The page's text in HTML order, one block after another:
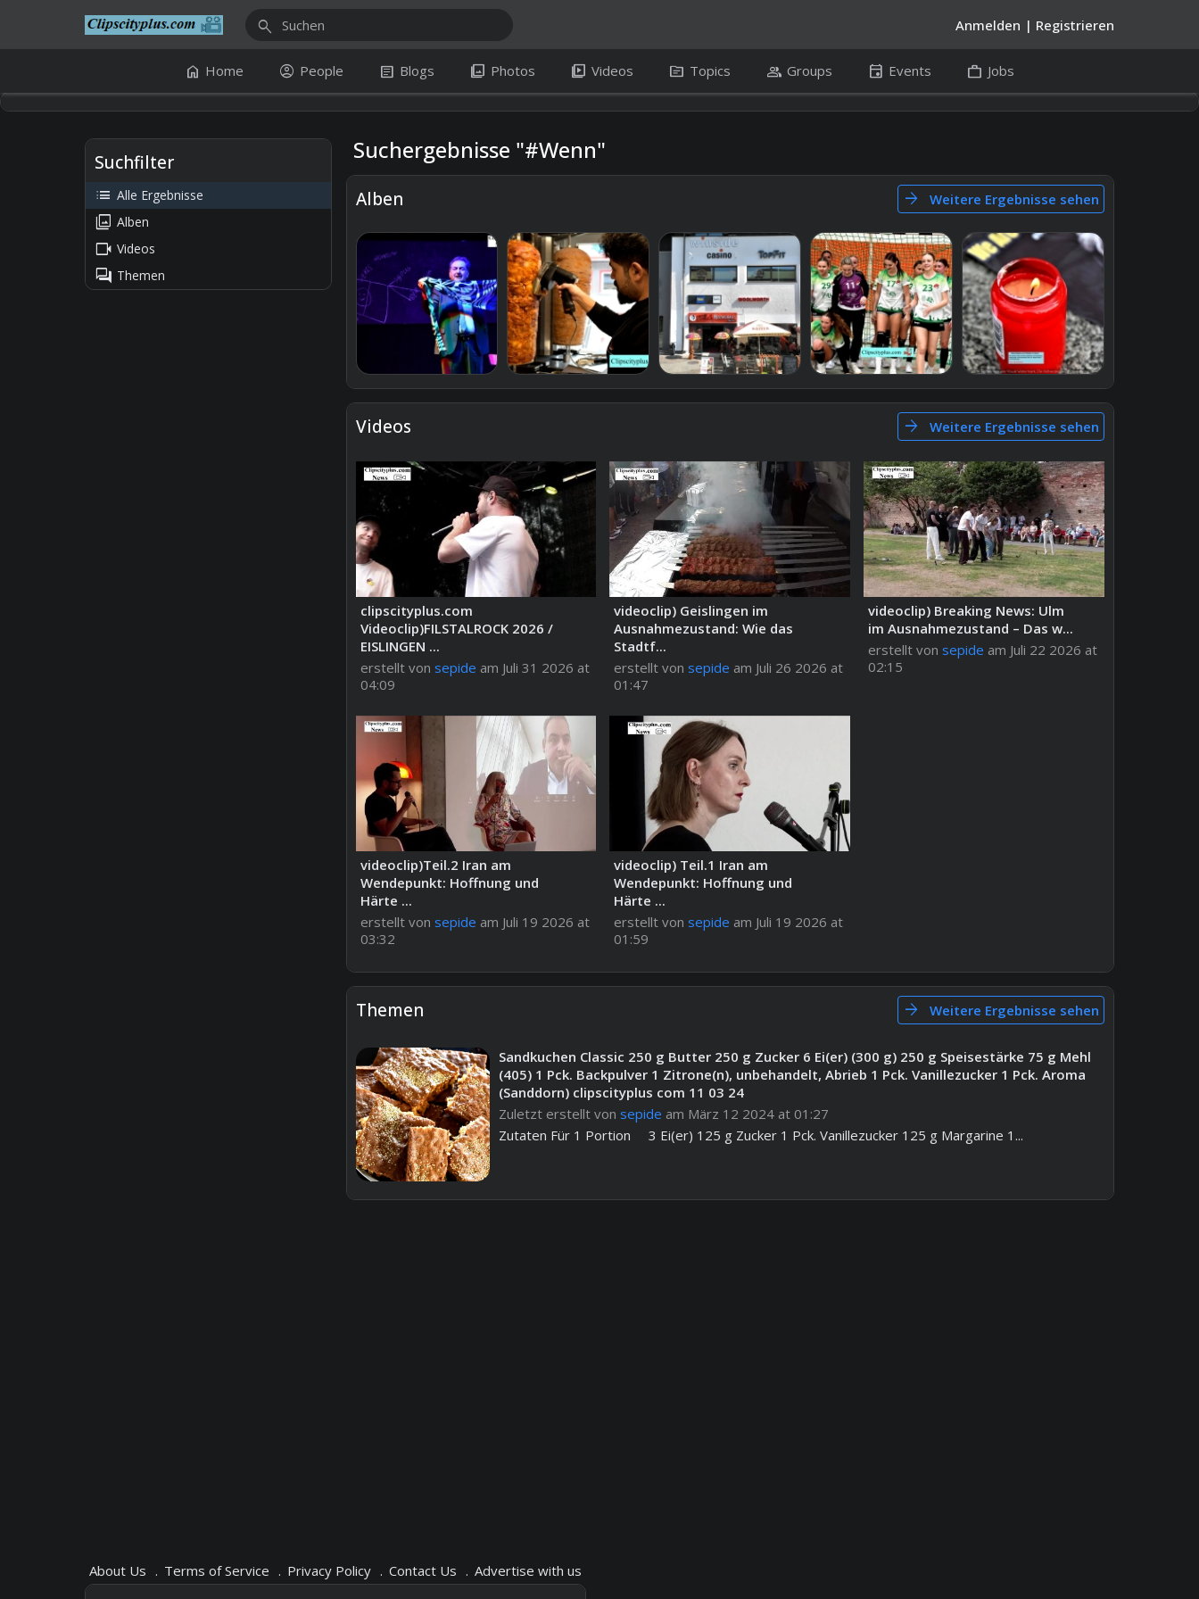
Anmelden | Registrieren
search
home Home account_circle People article Blogs photo_library Photos video_library Videos topic Topics group Groups event Events work Jobs
Suchfilter
list Alle Ergebnisse
collections Alben
videocam Videos
forum Themen
Suchergebnisse "#Wenn"
Alben arrow_forward Weitere Ergebnisse sehen
Videos arrow_forward Weitere Ergebnisse sehen
clipscityplus.com
Videoclip)FILSTALROCK 2026 /
EISLINGEN ...
erstellt von sepide am Juli 31 2026 at
04:09
videoclip) Geislingen im
Ausnahmezustand: Wie das
Stadtf...
erstellt vonsepide am Juli 26 2026 at
01:47
videoclip) Breaking News: Ulm
im Ausnahmezustand – Das w...
erstellt vonsepide am Juli 22 2026 at
02:15
videoclip)Teil.2 Iran am
Wendepunkt: Hoffnung und
Härte ...
erstellt von sepide am Juli 19 2026 at
03:32
videoclip) Teil.1 Iran am
Wendepunkt: Hoffnung und
Härte ...
erstellt vonsepide am Juli 19 2026 at
01:59
Themen arrow_forward Weitere Ergebnisse sehen
Sandkuchen Classic 250 g Butter 250 g Zucker 6 Ei(er) (300 g) 250 g Speisestärke 75 g Mehl
(405) 1 Pck. Backpulver 1 Zitrone(n), unbehandelt, Abrieb 1 Pck. Vanillezucker 1 Pck. Aroma
(Sanddorn) clipscityplus com 11 03 24
Zuletzt erstellt von sepide am März 12 2024 at 01:27
Zutaten Für 1 Portion 3 Ei(er) 125 g Zucker 1 Pck. Vanillezucker 125 g Margarine 1...
About Us Terms of Service Privacy Policy Contact Us Advertise with us